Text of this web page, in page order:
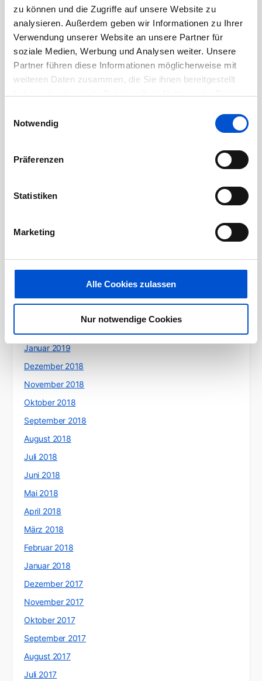
zu können und die Zugriffe auf unsere Website zu
analysieren. Außerdem geben wir Informationen zu Ihrer
Verwendung unserer Website an unsere Partner für
soziale Medien, Werbung und Analysen weiter. Unsere
Partner führen diese Informationen möglicherweise mit
weiteren Daten zusammen, die Sie ihnen bereitgestellt
Notwendig
Präferenzen
Statistiken
Marketing
Alle Cookies zulassen
Nur notwendige Cookies
Juli 2020
Juni 2020
Mai 2020
April 2020
März 2020
Januar 2020
Juli 2019
Juni 2019
Januar 2019
Dezember 2018
November 2018
Oktober 2018
September 2018
August 2018
Juli 2018
Juni 2018
Mai 2018
April 2018
März 2018
Februar 2018
Januar 2018
Dezember 2017
November 2017
Oktober 2017
September 2017
August 2017
Juli 2017